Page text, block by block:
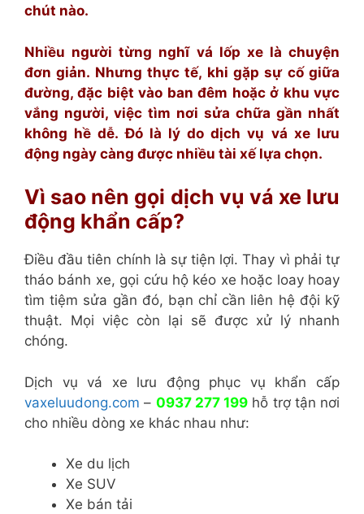
chút nào.
Nhiều người từng nghĩ vá lốp xe là chuyện
đơn giản. Nhưng thực tế, khi gặp sự cố giữa
đường, đặc biệt vào ban đêm hoặc ở khu vực
vắng người, việc tìm nơi sửa chữa gần nhất
không hề dễ. Đó là lý do dịch vụ vá xe lưu
động ngày càng được nhiều tài xế lựa chọn.
Vì sao nên gọi dịch vụ vá xe lưu
động khẩn cấp?
Điều đầu tiên chính là sự tiện lợi. Thay vì phải tự
tháo bánh xe, gọi cứu hộ kéo xe hoặc loay hoay
tìm tiệm sửa gần đó, bạn chỉ cần liên hệ đội kỹ
thuật. Mọi việc còn lại sẽ được xử lý nhanh
chóng.
Dịch vụ vá xe lưu động phục vụ khẩn cấp
vaxeluudong.com – 0937 277 199 hỗ trợ tận nơi
cho nhiều dòng xe khác nhau như:
Xe du lịch
Xe SUV
Xe bán tải